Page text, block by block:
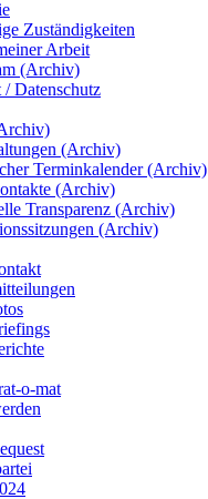
Zuständigkeiten
Arbeit
(Archiv)
Datenschutz
(Archiv)
Terminkalender (Archiv)
(Archiv)
Transparenz (Archiv)
(Archiv)
o-mat